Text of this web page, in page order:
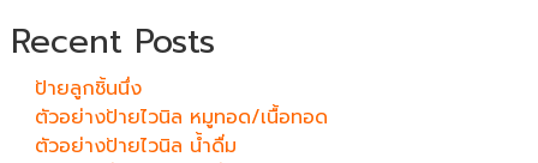
Recent Posts
ป้ายลูกชิ้นนึ่ง
ตัวอย่างป้ายไวนิล หมูทอด/เนื้อทอด
ตัวอย่างป้ายไวนิล น้ำดื่ม